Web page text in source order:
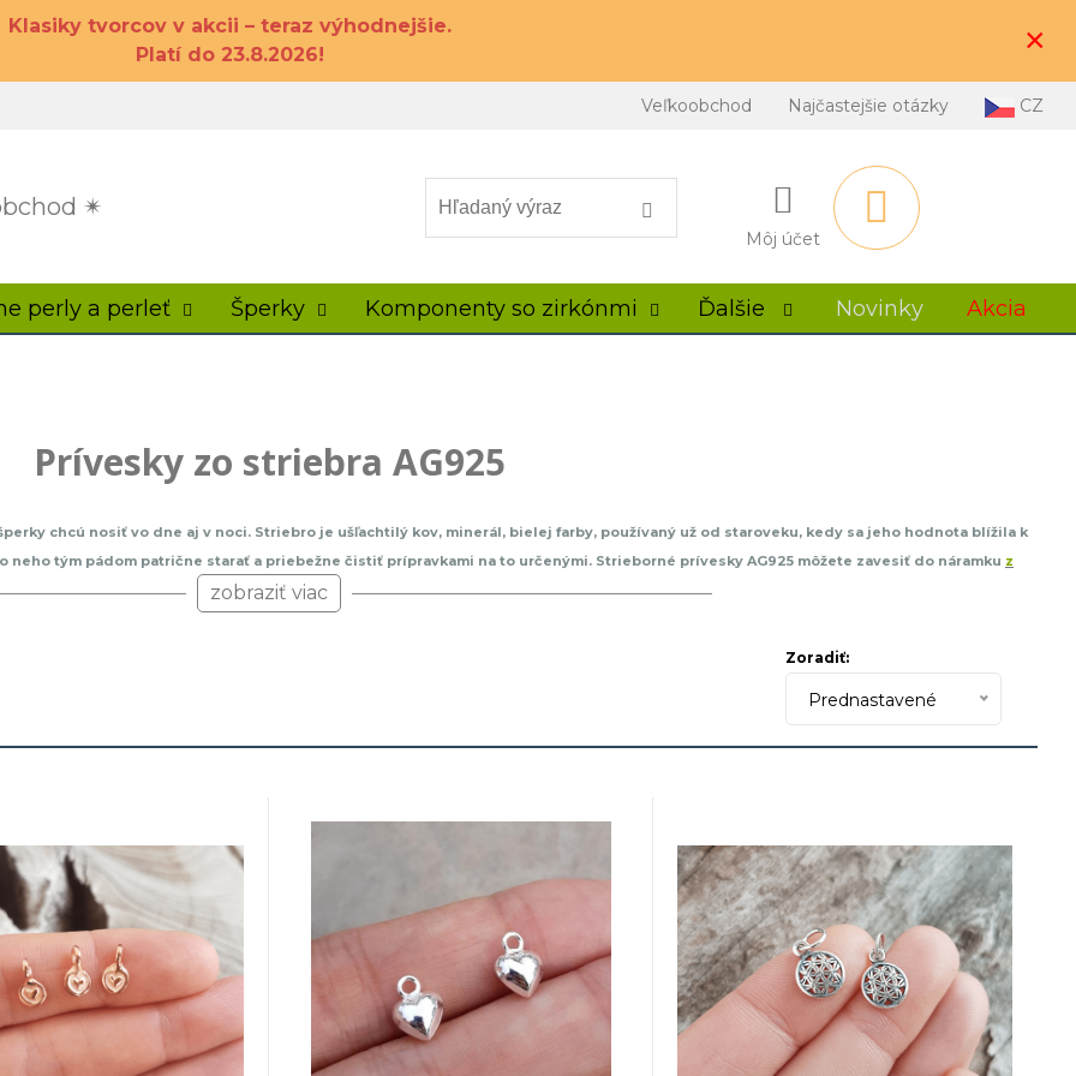
Klasiky tvorcov v akcii – teraz výhodnejšie.
Platí do 23.8.2026!
×
✴
Veľkoobchod Najčastejšie otázky CZ
Môj účet
perly a perleť Šperky Komponenty so zirkónmi Ďalšie Novinky Akcia
Prívesky zo striebra AG925
chcú nosiť vo dne aj v noci. Striebro je ušľachtilý kov, minerál, bielej farby, používaný už od staroveku, kedy sa jeho hodnota blížila k
neho tým pádom patrične starať a priebežne čistiť prípravkami na to určenými. Strieborné prívesky AG925 môžete zavesiť do náramku z
úplne všade. Naše strieborné prívesky sú pravidelne testované v akreditovaných laboratóriách na obsah striebra podľa puncového
zobraziť viac
Zoradiť:
Prednastavené